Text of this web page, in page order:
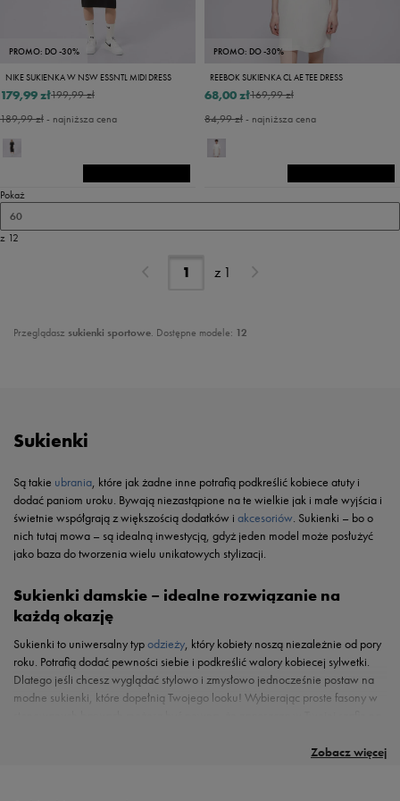
PROMO: DO -30%
NIKE SUKIENKA W NSW ESSNTL MIDI DRESS
199,99 zł
179,99 zł
189,99 zł- najniższa cena
PROMO: DO -30%
REEBOK SUKIENKA CL AE TEE DRESS
169,99 zł
68,00 zł
84,99 zł- najniższa cena
Pokaż
60
z 12
z 1
Przeglądasz sukienki sportowe. Dostępne modele: 12
Zobacz więcej
Sukienki
Są takie ubrania, które jak żadne inne potrafią podkreślić kobiece atuty i
dodać paniom uroku. Bywają niezastąpione na te wielkie jak i małe wyjścia i
świetnie współgrają z większością dodatków i akcesoriów. Sukienki – bo o
nich tutaj mowa – są idealną inwestycją, gdyż jeden model może posłużyć
jako baza do tworzenia wielu unikatowych stylizacji.
Sukienki damskie – idealne rozwiązanie na
każdą okazję
Sukienki to uniwersalny typodzieży, który kobiety noszą niezależnie od pory
roku. Potrafią dodać pewności siebie i podkreślić walory kobiecej sylwetki.
Dlatego jeśli chcesz wyglądać stylowo i zmysłowo jednocześnie postaw na
modne sukienki, które dopełnią Twojego looku! Wybierając proste fasony w
czarna sprawdzi się zarówno podczas randki, spotkania z szefem w pracy,
sklep z sukienkami, gdzie z pewnością wybierzesz idealną wersję dla
czerwone sukienki – te i inne modele w różnych wariantach kolorystycznych
beztroskie plażowanie nad brzegiem morza i zażywanie kąpieli słonecznych,